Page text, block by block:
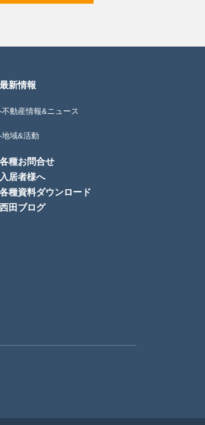
最新情報
-不動産情報&ニュース
-地域&活動
各種お問合せ
入居者様へ
各種資料ダウンロード
西田ブログ